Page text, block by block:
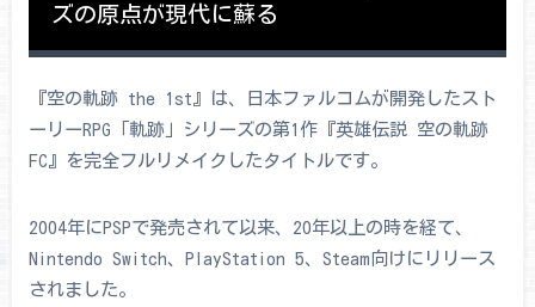
ズの原点が現代に蘇る
『空の軌跡 the 1st』は、日本ファルコムが開発したスト
ーリーRPG「軌跡」シリーズの第1作『英雄伝説 空の軌跡
FC』を完全フルリメイクしたタイトルです。
2004年にPSPで発売されて以来、20年以上の時を経て、
Nintendo Switch、PlayStation 5、Steam向けにリリース
されました。